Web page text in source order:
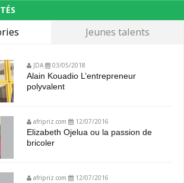
Jeunes talents
JDA 03/05/2018
Alain Kouadio L’entrepreneur
polyvalent
afripriz.com 12/07/2016
Elizabeth Ojelua ou la passion de
bricoler
afripriz.com 12/07/2016